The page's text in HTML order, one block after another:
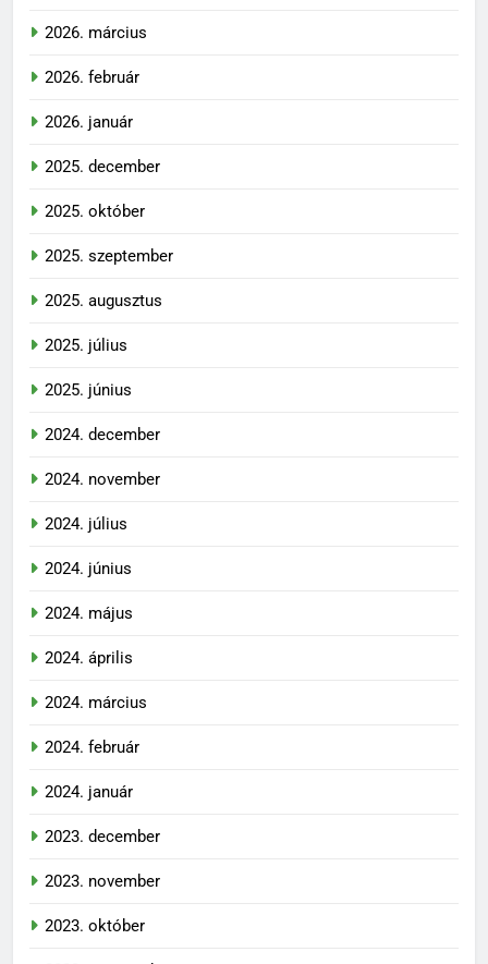
2026. március
2026. február
2026. január
2025. december
2025. október
2025. szeptember
2025. augusztus
2025. július
2025. június
2024. december
2024. november
2024. július
2024. június
2024. május
2024. április
2024. március
2024. február
2024. január
2023. december
2023. november
2023. október